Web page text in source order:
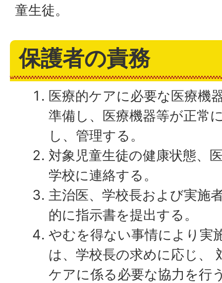
童生徒。
保護者の責務
医療的ケアに必要な医療機
準備し、医療機器等が正常
し、管理する。
対象児童生徒の健康状態、
学校に連絡する。
主治医、学校長および実施
的に指示書を提出する。
やむを得ない事情により実
は、学校長の求めに応じ、
ケアに係る必要な協力を行